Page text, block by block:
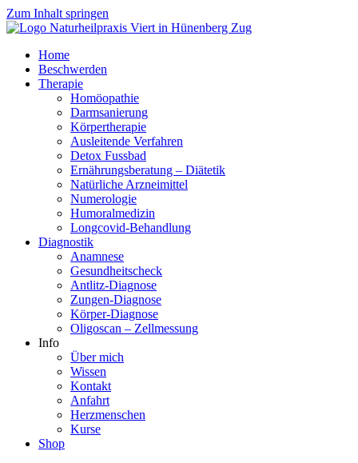
Zum Inhalt springen
Home
Beschwerden
Therapie
Homöopathie
Darmsanierung
Körpertherapie
Ausleitende Verfahren
Detox Fussbad
Ernährungsberatung – Diätetik
Natürliche Arzneimittel
Numerologie
Humoralmedizin
Longcovid-Behandlung
Diagnostik
Anamnese
Gesundheitscheck
Antlitz-Diagnose
Zungen-Diagnose
Körper-Diagnose
Oligoscan – Zellmessung
Info
Über mich
Wissen
Kontakt
Anfahrt
Herzmenschen
Kurse
Shop